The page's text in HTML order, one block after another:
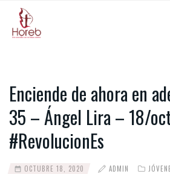
Enciende de ahora en
35 – Ángel Lira – 18/
#RevolucionEs
OCTUBRE 18, 2020 ADMIN